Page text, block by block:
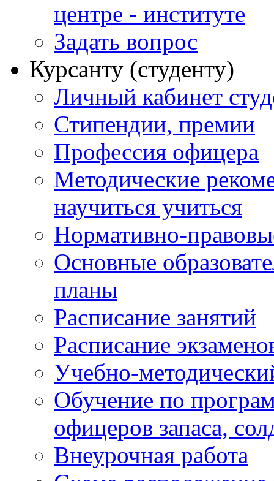
центре - институте
Задать вопрос
Курсанту (студенту)
Личный кабинет
Стипендии, премии
Профессия офицера
Методические
научиться учиться
Нормативно-
Основные
планы
Расписание занятий
Расписание
Учебно-
Обучение по
офицеров запаса,
Внеурочная работа